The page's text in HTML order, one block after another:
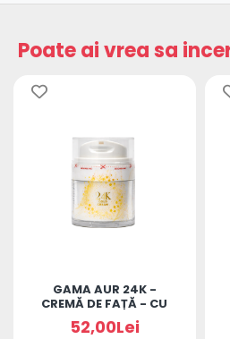
Poate ai vrea sa
GAMA AUR 24K -
CREMĂ DE FAȚĂ - CU
PARFUM DE TRANDAFIR
52,00Lei